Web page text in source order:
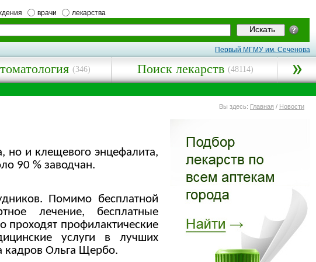
врачи лекарства
Первый МГМУ им. Сеченова
(346) Поиск лекарств (48114)
Вы здесь: Главная / Новости
но и клещевого энцефалита,
90 % заводчан.
Помимо бесплатной
лечение, бесплатные
проходят профилактические
услуги в лучших
кадров Ольга Щербо.